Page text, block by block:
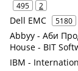
495 2
Dell EMC 5180
Abbyy - Аби
House - BIT
IBM -